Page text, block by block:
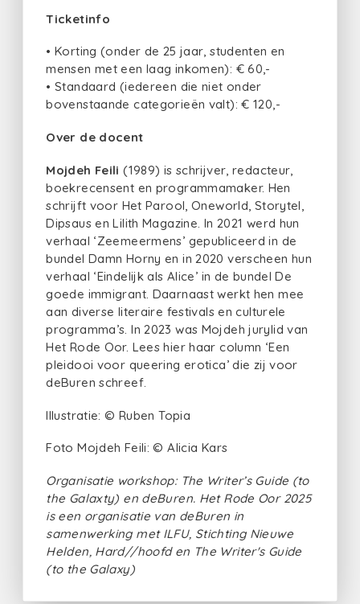
Ticketinfo
• Korting (onder de 25 jaar, studenten en
mensen met een laag inkomen): € 60,-
• Standaard (iedereen die niet onder
bovenstaande categorieën valt): € 120,-
Over de docent
Mojdeh Feili(1989) is schrijver, redacteur,
boekrecensent en programmamaker. Hen
schrijft voor Het Parool, Oneworld, Storytel,
Dipsaus en Lilith Magazine. In 2021 werd hun
verhaal ‘Zeemeermens’ gepubliceerd in de
bundel Damn Horny en in 2020 verscheen hun
verhaal ‘Eindelijk als Alice’ in de bundel De
goede immigrant. Daarnaast werkt hen mee
aan diverse literaire festivals en culturele
programma’s. In 2023 was Mojdeh jurylid van
Het Rode Oor. Lees hier haar column ‘Een
pleidooi voor queering erotica’ die zij voor
deBuren schreef.
Illustratie: © Ruben Topia
Foto Mojdeh Feili: © Alicia Kars
Organisatie workshop: The Writer’s Guide (to
the Galaxty) en deBuren. Het Rode Oor 2025
is een organisatie van deBuren in
samenwerking met ILFU, Stichting Nieuwe
Helden, Hard//hoofd en The Writer's Guide
(to the Galaxy)